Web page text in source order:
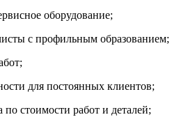
оборудование;
с профильным образованием;
для постоянных клиентов;
по стоимости работ и деталей;